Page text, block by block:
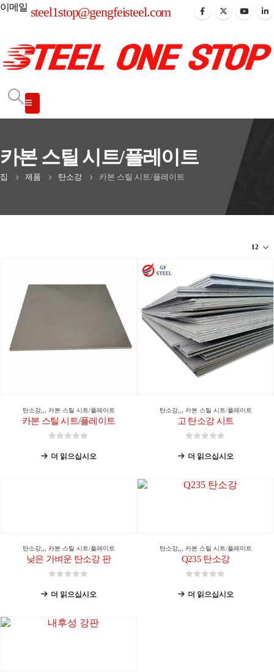
이메일 steel1stop@gengfeisteel.com
카본 스틸 시트/플레이트
집 제품 탄소강 카본 스틸 시트/플레이트
탄소강,,, 카본 스틸 시트/플레이트
카본 스틸 시트/플레이트
더 읽으십시오
탄소강,,, 카본 스틸 시트/플레이트
고 탄소강 시트
더 읽으십시오
탄소강,,, 카본 스틸 시트/플레이트
낮은 가벼운 탄소강 판
더 읽으십시오
탄소강,,, 카본 스틸 시트/플레이트
Q235 탄소강
더 읽으십시오